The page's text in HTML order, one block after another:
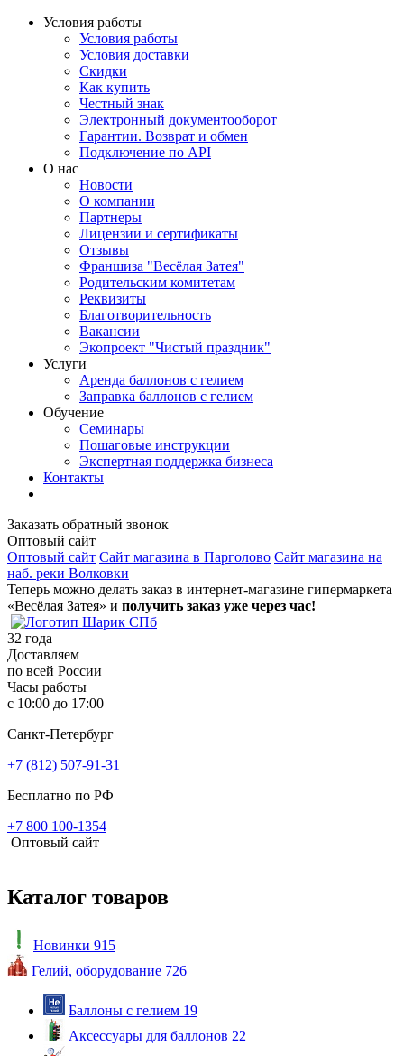
Условия работы
Условия работы
Условия доставки
Скидки
Как купить
Честный знак
Электронный документооборот
Гарантии. Возврат и обмен
Подключение по API
О нас
Новости
О компании
Партнеры
Лицензии и сертификаты
Отзывы
Франшиза "Весёлая Затея"
Родительским комитетам
Реквизиты
Благотворительность
Вакансии
Экопроект "Чистый праздник"
Услуги
Аренда баллонов с гелием
Заправка баллонов с гелием
Обучение
Семинары
Пошаговые инструкции
Экспертная поддержка бизнеса
Контакты
Заказать обратный звонок
Оптовый сайт
Оптовый сайт Сайт магазина в Парголово Сайт магазина на
наб. реки Волковки
Теперь можно делать заказ в интернет-магазине гипермаркета
«Весёлая Затея» и получить заказ уже через час!
32 года
Доставляем
по всей России
Часы работы
с 10:00 до 17:00
Санкт-Петербург
+7 (812) 507-91-31
Бесплатно по РФ
+7 800 100-1354
Оптовый сайт
Каталог товаров
Новинки 915
Гелий, оборудование 726
Баллоны с гелием 19
Аксессуары для баллонов 22